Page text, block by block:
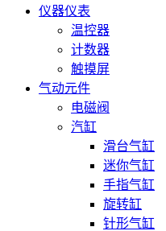
仪器仪表
温控器
计数器
触摸屏
气动元件
电磁阀
汽缸
滑台气缸
迷你气缸
手指气缸
旋转缸
针形气缸